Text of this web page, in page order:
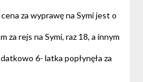
za wyprawę na Symi jest o
za rejs na Symi, raz 18, a innym
6- latka popłynęła za